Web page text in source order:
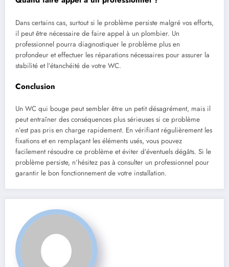
Dans certains cas, surtout si le problème persiste malgré vos efforts,
il peut être nécessaire de faire appel à un plombier. Un
professionnel pourra diagnostiquer le problème plus en
profondeur et effectuer les réparations nécessaires pour assurer la
stabilité et l’étanchéité de votre WC.
Conclusion
Un WC qui bouge peut sembler être un petit désagrément, mais il
peut entraîner des conséquences plus sérieuses si ce problème
n’est pas pris en charge rapidement. En vérifiant régulièrement les
fixations et en remplaçant les éléments usés, vous pouvez
facilement résoudre ce problème et éviter d’éventuels dégâts. Si le
problème persiste, n’hésitez pas à consulter un professionnel pour
garantir le bon fonctionnement de votre installation.